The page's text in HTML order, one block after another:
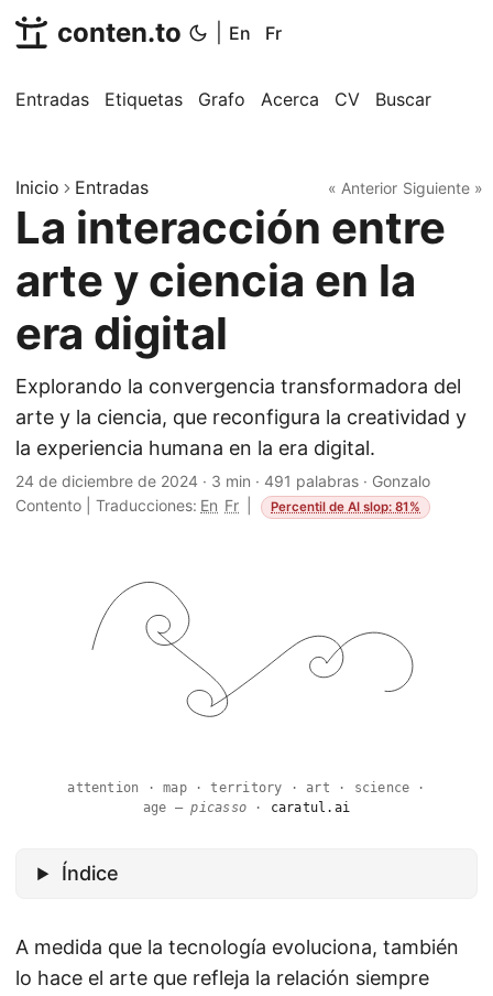
conten.to En Fr
Entradas Etiquetas Grafo Acerca CV Buscar
Inicio Entradas « Anterior Siguiente »
La interacción entre
arte y ciencia en la
era digital
Explorando la convergencia transformadora del
arte y la ciencia, que reconfigura la creatividad y
la experiencia humana en la era digital.
24 de diciembre de 2024 · 3 min · 491 palabras · Gonzalo
Contento
Traducciones: En Fr Percentil de AI slop: 81%
attention · map · territory · art · science ·
age —picasso · caratul.ai
Índice
A medida que la tecnología evoluciona, también
lo hace el arte que refleja la relación siempre